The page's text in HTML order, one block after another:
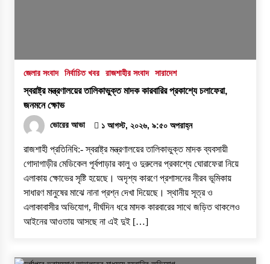
জেলার সংবাদ নির্বাচিত খবর রাজশাহীর সংবাদ সারাদেশ
স্বরাষ্ট্র মন্ত্রণালয়ের তালিকাভুক্ত মাদক কারবারির প্রকাশ্যে চলাফেরা,
জনমনে ক্ষোভ
ভোরের আভা ১ আগস্ট, ২০২৬, ৯:৫০ অপরাহ্ন
রাজশাহী প্রতিনিধি:- স্বরাষ্ট্র মন্ত্রণালয়ের তালিকাভুক্ত মাদক ব্যবসায়ী
গোদাগাড়ীর মেডিকেল পূর্বপাড়ার কালু ও দুরুলের প্রকাশ্যে ঘোরাফেরা নিয়ে
এলাকায় ক্ষোভের সৃষ্টি হয়েছে। অদৃশ্য কারণে প্রশাসনের নীরব ভূমিকায়
সাধারণ মানুষের মাঝে নানা প্রশ্ন দেখা দিয়েছে। স্থানীয় সূত্র ও
এলাকাবাসীর অভিযোগ, দীর্ঘদিন ধরে মাদক কারবারের সাথে জড়িত থাকলেও
আইনের আওতায় আসছে না এই দুই […]